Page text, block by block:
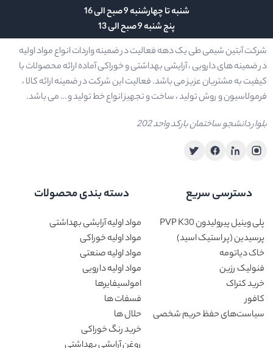
شنبه تا چهارشنبه 9 صبح الی 16
پنج شنبه 9 صبح الی 13
شرکت آبتین شیمی طی یک دهه فعالیت در ضمینه واردات انواع مواد اولیه
در ضمینه های دارویی ، آرایشی بهداشتی و خوراکی آماده ارائه محصولات با
کیفیت به مشتریان عزیز می باشد. فعالیت این شرکت در ضمینه ارائه کالا ،
فرمولاسیون و روش تولید ، ساخت و تجهیز انواع خط تولید و … می باشد.
بلوار دانشجو ساختمان بارکد واحد 202
دسترسی سریع
پلی وینیل پیرولیدون PVP K30
پرسیدین (پر استیک اسید)
خاک دیاتومه
فنولیک رزین
خرید کتراک
کافور
سیاست‌های حفظ حریم شخصی
دسته بندی محصولات
مواد اولیه آرایشی بهداشتی
مواد اولیه خوراکی
مواد اولیه صنعتی
مواد اولیه دارویی
امولسیفایرها
فسفات ها
حلال ها
خرید رنگ خوراکی